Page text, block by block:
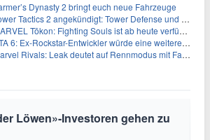
Dynasty 2 bringt euch neue Fahrzeuge
Tactics 2 angekündigt: Tower Defense und Deckbuilding Kombo kehrt zurück
Tōkon: Fighting Souls ist ab heute verfügbar
6: Ex-Rockstar-Entwickler würde eine weitere Verschiebung nicht überraschen
Rivals: Leak deutet auf Rennmodus mit Fahrzeugen hin
Löwen»-Investoren gehen zu